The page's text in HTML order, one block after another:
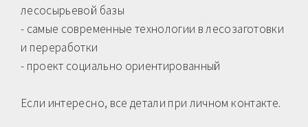
лесосырьевой базы
- самые современные технологии в лесозаготовки
и переработки
- проект социально ориентированный
Если интересно, все детали при личном контакте.